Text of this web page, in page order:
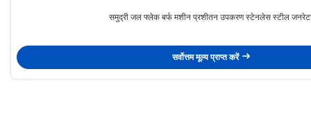
समुद्री जल फ्लेक बर्फ मशीन प्रशीतन उपकरण स्टेनलेस स्टील
सर्वोत्तम मूल्य प्राप्त करें